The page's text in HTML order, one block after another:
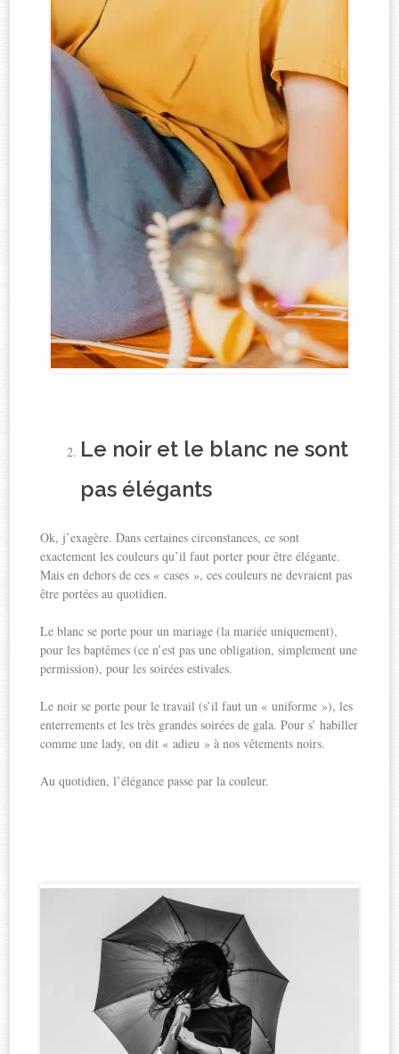
Le noir et le blanc ne sont
pas élégants
Ok, j’exagère. Dans certaines circonstances, ce sont
exactement les couleurs qu’il faut porter pour être élégante.
Mais en dehors de ces « cases », ces couleurs ne devraient pas
être portées au quotidien.
Le blanc se porte pour un mariage (la mariée uniquement),
pour les baptêmes (ce n’est pas une obligation, simplement une
permission), pour les soirées estivales.
Le noir se porte pour le travail (s’il faut un « uniforme »), les
enterrements et les très grandes soirées de gala. Pour s’ habiller
comme une lady, on dit « adieu » à nos vêtements noirs.
Au quotidien, l’élégance passe par la couleur.